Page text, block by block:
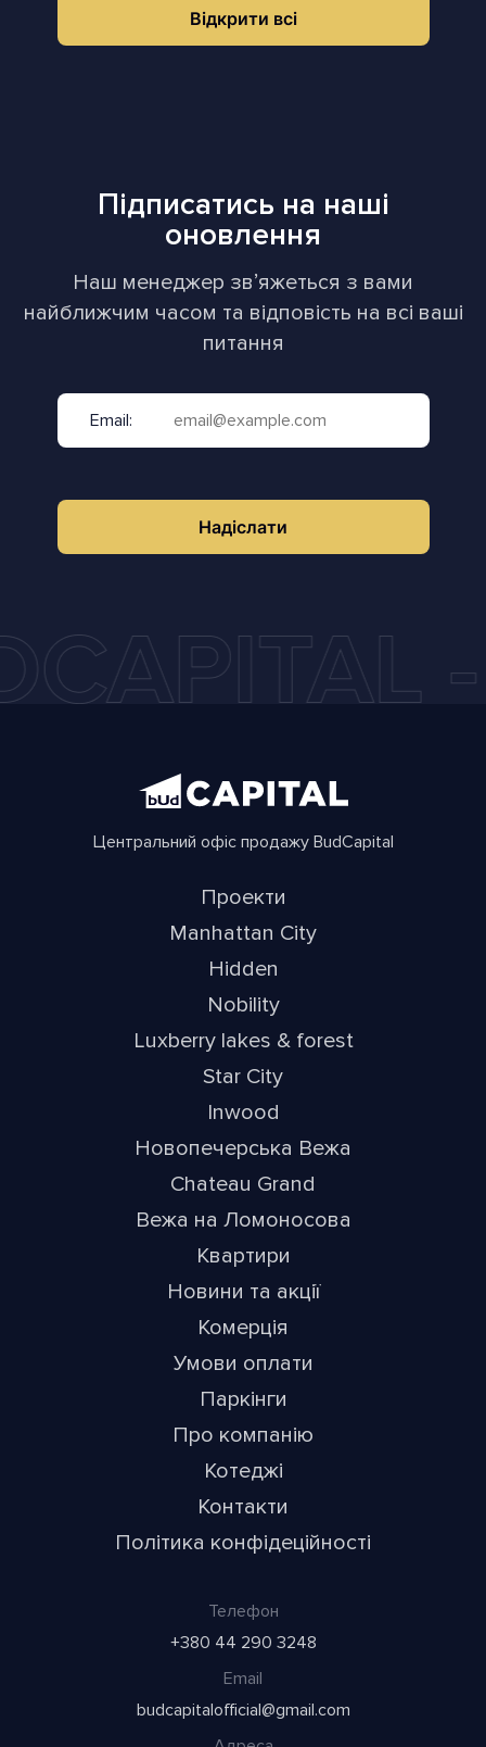
Відкрити всі
Підписатись на наші
оновлення
Наш менеджер звʼяжеться з вами
найближчим часом та відповість на всі ваші
питання
Email:
Надіслати
Центральний офіс продажу BudCapital
Проекти
Manhattan City
Hidden
Nobility
Luxberry lakes & forest
Star City
Inwood
Новопечерська Вежа
Chateau Grand
Вежа на Ломоносова
Квартири
Новини та акції
Комерція
Умови оплати
Паркінги
Про компанію
Котеджі
Контакти
Політика конфідеційності
Телефон
+380 44 290 3248
Email
budcapitalofficial@gmail.com